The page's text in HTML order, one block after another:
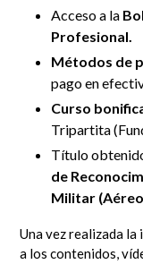
Acceso a la
Profesional.
Métodos de
pago en
Curso
Tripartita
Título
de
Militar
Una vez realizada la
a los contenidos,